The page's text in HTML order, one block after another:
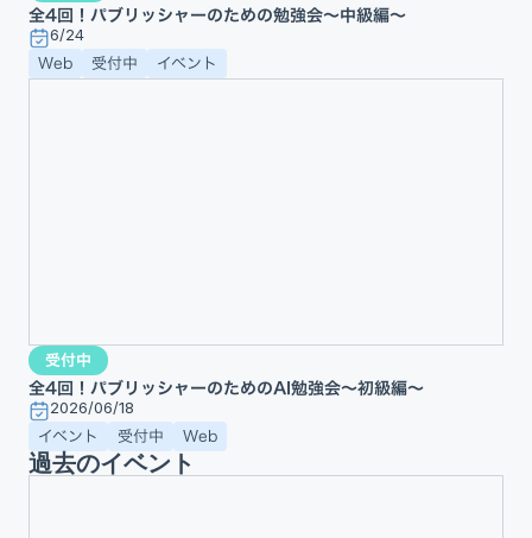
全4回！パブリッシャーのための勉強会〜中級編〜
6/24
Web 受付中 イベント
受付中
全4回！パブリッシャーのためのAI勉強会〜初級編〜
2026/06/18
イベント 受付中 Web
過去のイベント